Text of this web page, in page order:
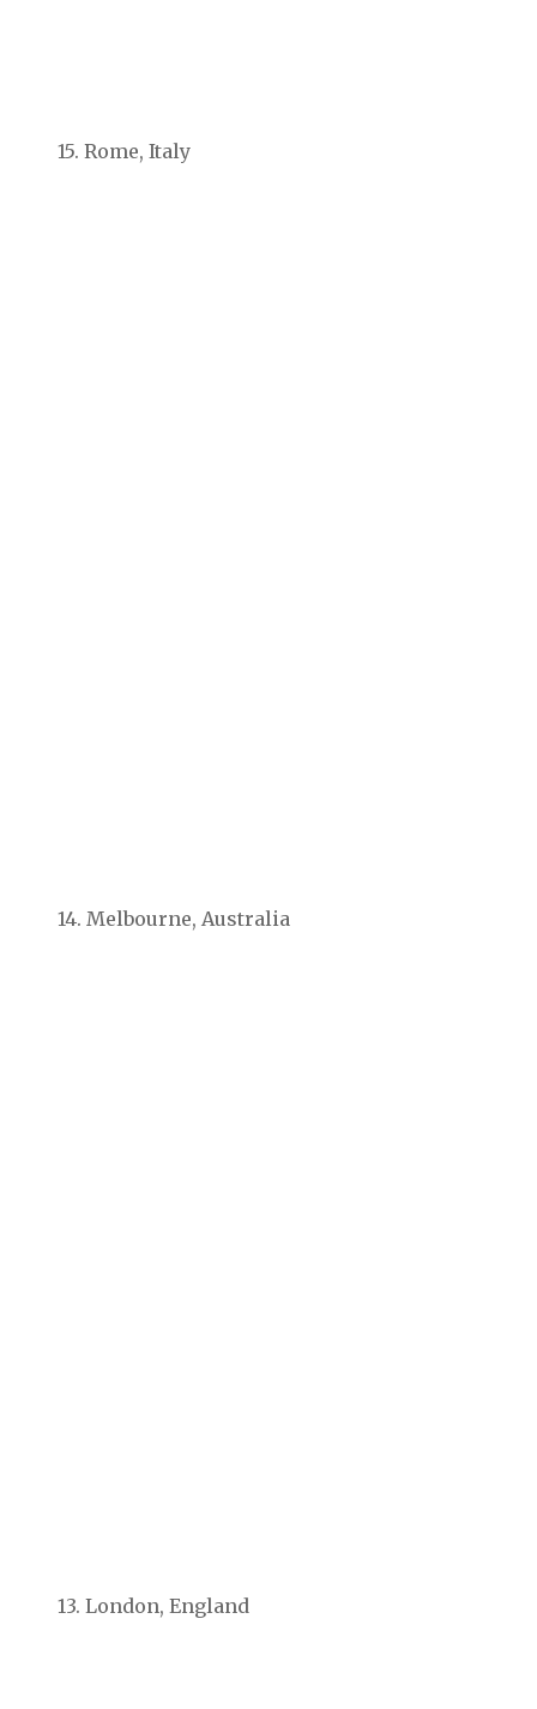
15. Rome, Italy
14. Melbourne, Australia
13. London, England